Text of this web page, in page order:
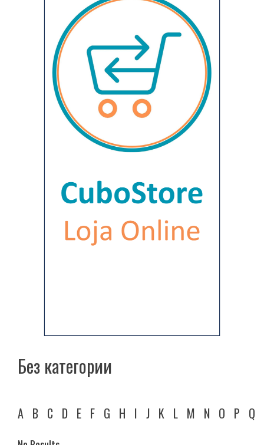
Без категории
A B C D E F G H I J K L M N O P Q